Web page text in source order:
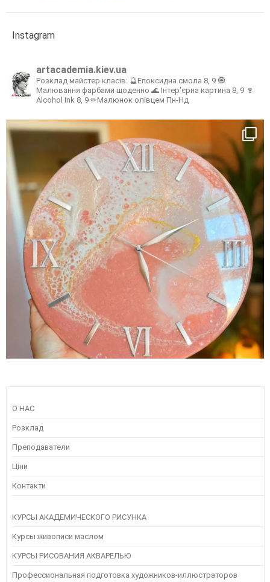
Instagram
artacademia.kiev.ua
Розклад майстер класів: 🔮Епоксидна смола 8, 9 🧿
Малювання фарбами щоденно 🌊 Інтер'єрна картина 8, 9 🍷
Alcohol Ink 8, 9 ✏Малюнок олівцем Пн-Нд
О НАС
Розклад
Преподаватели
Ціни
Контакти
КУРСЫ АКАДЕМИЧЕСКОГО РИСУНКА
Курсы живописи маслом
КУРСЫ РИСОВАНИЯ АКВАРЕЛЬЮ
Профессиональная подготовка художников-иллюстраторов